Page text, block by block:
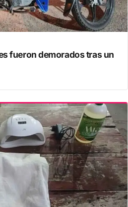
fueron demorados tras un